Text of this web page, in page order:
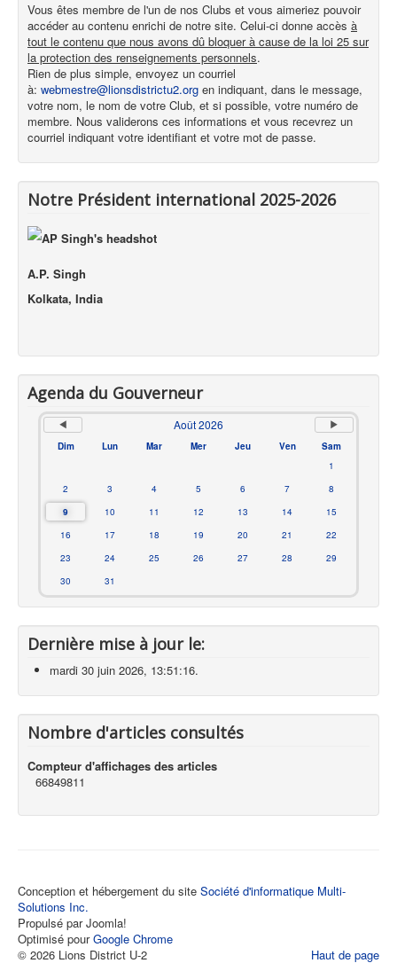
Vous êtes membre de l'un de nos Clubs et vous aimeriez pouvoir
accéder au contenu enrichi de notre site. Celui-ci donne accès à
tout le contenu que nous avons dû bloquer à cause de la loi 25 sur
la protection des renseignements personnels.
Rien de plus simple, envoyez un courriel
à: webmestre@lionsdistrictu2.org en indiquant, dans le message,
votre nom, le nom de votre Club, et si possible, votre numéro de
membre. Nous validerons ces informations et vous recevrez un
courriel indiquant votre identifiant et votre mot de passe.
Notre Président international 2025-2026
A.P. Singh
Kolkata, India
Agenda du Gouverneur
Août 2026
Dim Lun Mar Mer Jeu Ven
Sam
1
2
3 4 5 6 7
8
9
10 11 12 13 14
15
16
17 18 19 20 21
22
23
24 25 26 27 28
29
30
31
Dernière mise à jour le:
mardi 30 juin 2026, 13:51:16.
Nombre d'articles consultés
Compteur d'affichages des articles
66849811
Conception et hébergement du site Société d'informatique Multi-
Solutions Inc.
Propulsé par Joomla!
Optimisé pourGoogle Chrome
Haut de page
© 2026 Lions District U-2